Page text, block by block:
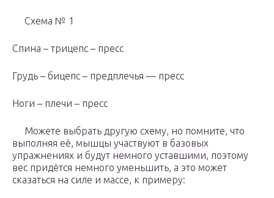
Схема № 1
Спина – трицепс – пресс
Грудь – бицепс – предплечья — пресс
Ноги – плечи – пресс
Можете выбрать другую схему, но помните, что
выполняя её, мышцы участвуют в базовых
упражнениях и будут немного уставшими, поэтому
вес придётся немного уменьшить, а это может
сказаться на силе и массе, к примеру: